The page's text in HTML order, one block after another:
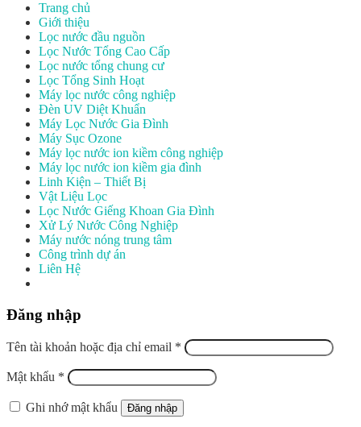
Trang chủ
Giới thiệu
Lọc nước đầu nguồn
Lọc Nước Tổng Cao Cấp
Lọc nước tổng chung cư
Lọc Tổng Sinh Hoạt
Máy lọc nước công nghiệp
Đèn UV Diệt Khuẩn
Máy Lọc Nước Gia Đình
Máy Sục Ozone
Máy lọc nước ion kiềm công nghiệp
Máy lọc nước ion kiềm gia đình
Linh Kiện – Thiết Bị
Vật Liệu Lọc
Lọc Nước Giếng Khoan Gia Đình
Xử Lý Nước Công Nghiệp
Máy nước nóng trung tâm
Công trình dự án
Liên Hệ
Đăng nhập
Tên tài khoản hoặc địa chỉ email *
Mật khẩu *
Ghi nhớ mật khẩu Đăng nhập